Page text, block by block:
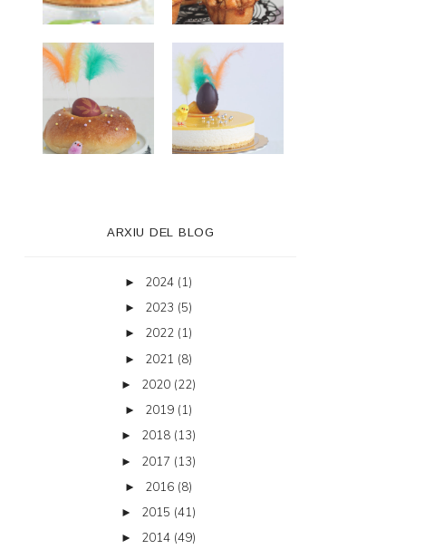
ARXIU DEL BLOG
► 2024 (1)
► 2023 (5)
► 2022 (1)
► 2021 (8)
► 2020 (22)
► 2019 (1)
► 2018 (13)
► 2017 (13)
► 2016 (8)
► 2015 (41)
► 2014 (49)